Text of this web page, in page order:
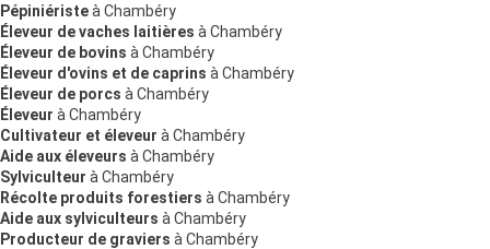
Pépiniéristeà Chambéry
Éleveur de vaches laitières à Chambéry
Éleveur de bovins à Chambéry
Éleveur d'ovins et de caprins à Chambéry
Éleveur de porcs à Chambéry
Éleveur à Chambéry
Cultivateur et éleveur à Chambéry
Aide aux éleveurs à Chambéry
Sylviculteur à Chambéry
Récolte produits forestiers à Chambéry
Aide aux sylviculteurs à Chambéry
Producteur de graviers à Chambéry